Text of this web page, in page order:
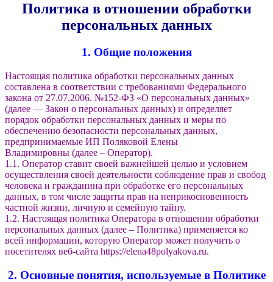
Политика в отношении обработки
персональных данных
1. Общие положения
Настоящая политика обработки персональных данных
составлена в соответствии с требованиями Федерального
закона от 27.07.2006. №152-ФЗ «О персональных данных»
(далее — Закон о персональных данных) и определяет
порядок обработки персональных данных и меры по
обеспечению безопасности персональных данных,
предпринимаемые ИП Поляковой Елены
Владимировны (далее – Оператор).
1.1. Оператор ставит своей важнейшей целью и условием
осуществления своей деятельности соблюдение прав и свобод
человека и гражданина при обработке его персональных
данных, в том числе защиты прав на неприкосновенность
частной жизни, личную и семейную тайну.
1.2. Настоящая политика Оператора в отношении обработки
персональных данных (далее – Политика) применяется ко
всей информации, которую Оператор может получить о
посетителях веб-сайта https://elena48polyakova.ru.
2. Основные понятия, используемые в Политике